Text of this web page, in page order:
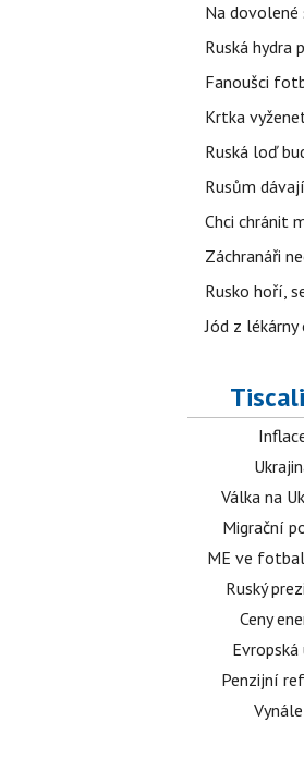
Na
Ruská hydra
Fanoušci
Krtka
Ruská loď
Rusům
Chci chránit
Záchranáři
Rusko hoří,
Jód z
Válka na
Migrační
ME ve
Ruský
Ceny
Evropská
Penzijní